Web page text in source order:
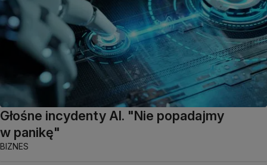
Głośne incydenty AI. "Nie popadajmy
w panikę"
BIZNES